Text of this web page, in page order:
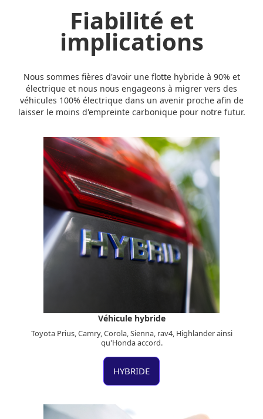
Fiabilité et
implications
Nous sommes fières d'avoir une flotte hybride à 90% et
électrique et nous nous engageons à migrer vers des
véhicules 100% électrique dans un avenir proche afin de
laisser le moins d'empreinte carbonique pour notre futur.
Véhicule hybride
Toyota Prius, Camry, Corola, Sienna, rav4, Highlander ainsi
qu'Honda accord.
HYBRIDE